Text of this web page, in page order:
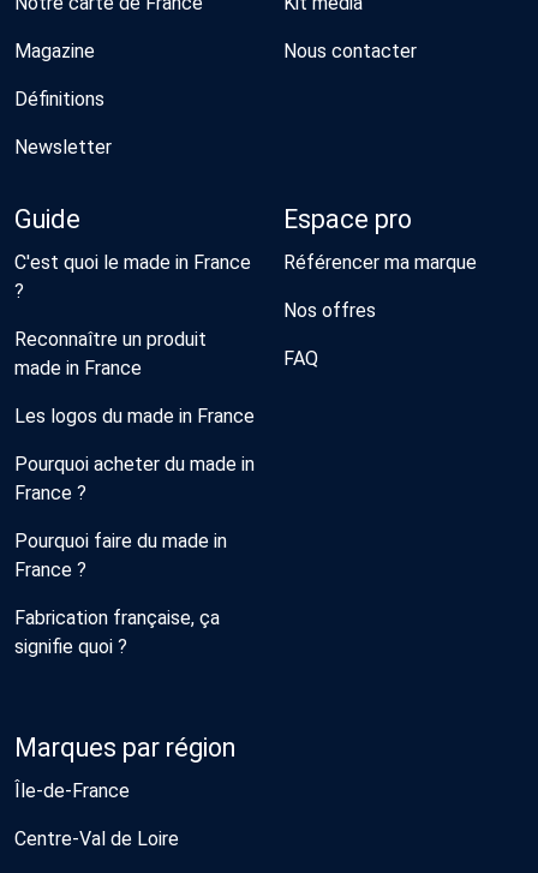
Magazine
Définitions
Newsletter
Nous contacter
Guide
C'est quoi le made in France
?
Reconnaître un produit
made in France
Les logos du made in France
Pourquoi acheter du made in
France ?
Pourquoi faire du made in
France ?
Fabrication française, ça
signifie quoi ?
Espace pro
Référencer ma marque
Nos offres
FAQ
Marques par région
Île-de-France
Centre-Val de Loire